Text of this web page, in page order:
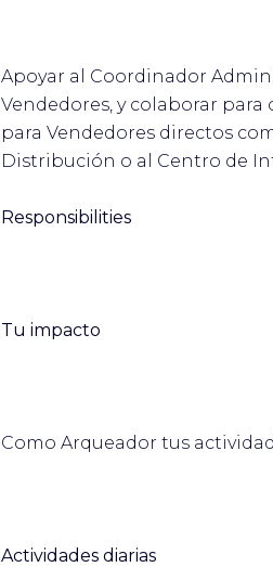
Apoyar al Coordinador
Vendedores, y colaborar
para Vendedores directos
Distribución o al Centro de
Responsibilities
Tu impacto
Como Arqueador tus
Actividades diarias